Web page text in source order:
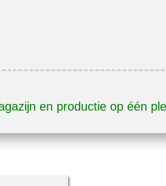
en productie op één